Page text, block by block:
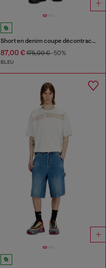
Short en denim coupe décontractée avec usures
87,00 €175,00 €-50%
BLEU